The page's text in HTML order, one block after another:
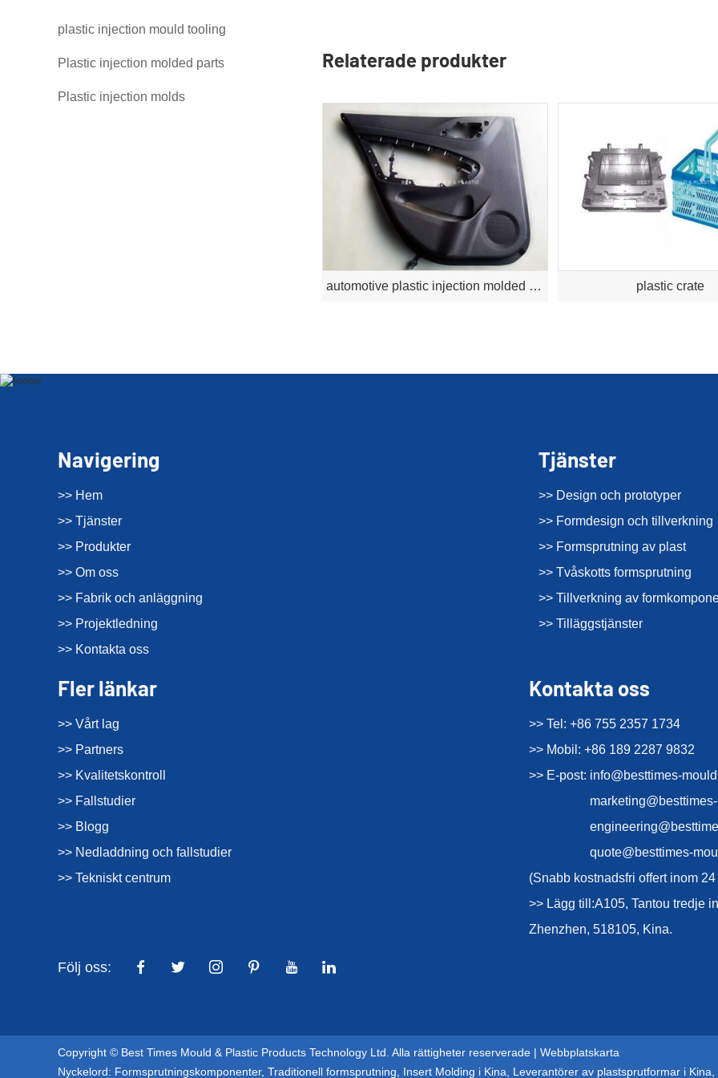
Relaterade produkter
automotive plastic injection molded part plastic crate
plastic injection mould tooling
Plastic injection molded parts
Plastic injection molds
Navigering
>> Hem
>> Tjänster
>> Produkter
>> Om oss
>> Fabrik och anläggning
>> Projektledning
>> Kontakta oss
Tjänster
>> Design och prototyper
>> Formdesign och tillverkning
>> Formsprutning av plast
>> Tvåskotts formsprutning
>> Tillverkning av
>> Tilläggstjänster
Fler länkar
>> Vårt lag
>> Partners
>> Kvalitetskontroll
>> Fallstudier
>> Blogg
>> Nedladdning och fallstudier
>> Tekniskt centrum
Kontakta oss
>> Tel: +86 755 2357 1734
>> Mobil: +86 189 2287 9832
>> E-post: info@besttimes-
quote@besttimes-
(Snabb kostnadsfri offert inom
>> Lägg till:A105, Tantou tredje
Zhenzhen, 518105, Kina.
Följ oss:
Copyright © Best Times Mould & Plastic Products Technology Ltd. Alla rättigheter reserverade | Webbplatskarta
Nyckelord: Formsprutningskomponenter, Traditionell formsprutning, Insert Molding i Kina, Leverantörer av plastsprutformar i Kina,